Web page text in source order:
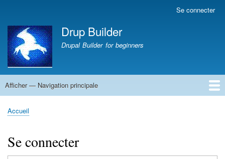
contenu
principal
du
compte
de
l'utilisateur
Se connecter
Drup Builder
Drupal Builder for beginners
Navigation
Afficher — Navigation principale
Accueil
CV PAMBRUN Jean-Marc
La une du monde : Sciences
La une du monde
Abbaye de Solesmes
Fil
Accueil
Se connecter